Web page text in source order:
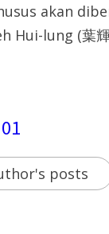
akan
Hui-lung (葉
posts